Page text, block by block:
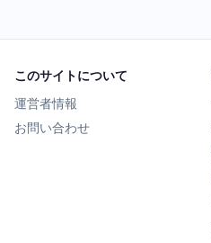
このサイトについて
運営者情報
お問い合わせ